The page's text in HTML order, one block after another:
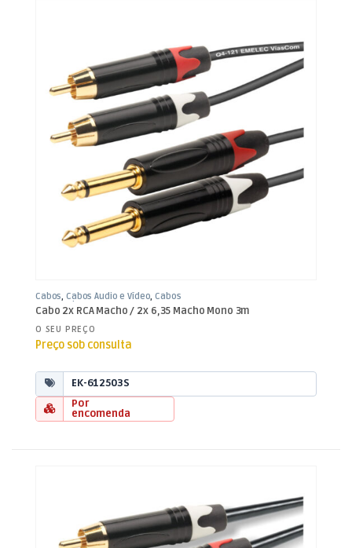
Cabos,Cabos Áudio e Vídeo,Cabos
RCA / Jack 3,5mm
Cabo 2x RCA Macho / 2x 6,35 Macho Mono 3m
O SEU PREÇO
Preço sob consulta
EK-612503S
Por
encomenda